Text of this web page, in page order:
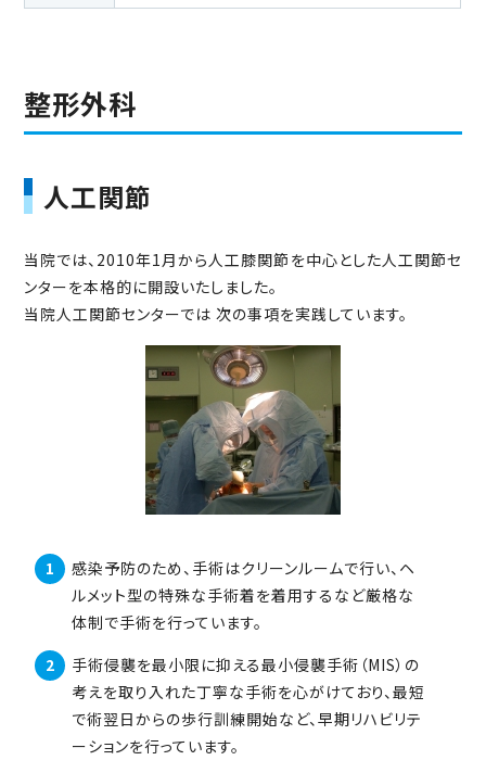
整形外科
人工関節
当院では、2010年1月から人工膝関節を中心とした人工関節セ
ンターを本格的に開設いたしました。
当院人工関節センターでは 次の事項を実践しています。
感染予防のため、手術はクリーンルームで行い、ヘ
ルメット型の特殊な手術着を着用するなど厳格な
体制で手術を行っています。
手術侵襲を最小限に抑える最小侵襲手術（MIS）の
考えを取り入れた丁寧な手術を心がけており、最短
で術翌日からの歩行訓練開始など、早期リハビリテ
ーションを行っています。